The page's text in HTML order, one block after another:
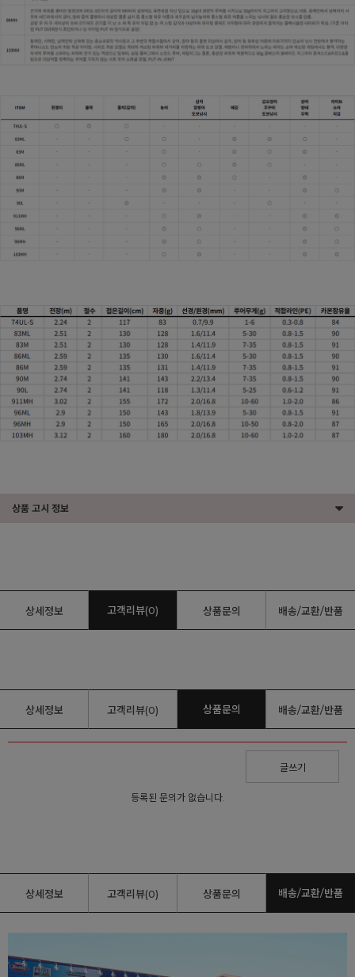
상품 고시 정보
상세정보 고객리뷰(0) 상품문의 배송/교환/반품
상세정보 고객리뷰(0) 상품문의 배송/교환/반품
글쓰기
등록된 문의가 없습니다.
상세정보 고객리뷰(0) 상품문의 배송/교환/반품